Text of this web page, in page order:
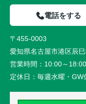
電話をする
〒455-0003
愛知県名古屋市港区辰
営業時間： 10:00～18:00
定休日： 毎週水曜・GW